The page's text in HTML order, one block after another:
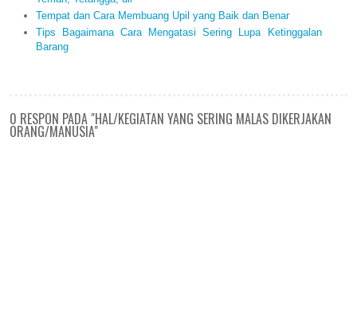
Tempat dan Cara Membuang Upil yang Baik dan Benar
Tips Bagaimana Cara Mengatasi Sering Lupa Ketinggalan
Barang
0 RESPON PADA "HAL/KEGIATAN YANG SERING MALAS DIKERJAKAN
ORANG/MANUSIA"